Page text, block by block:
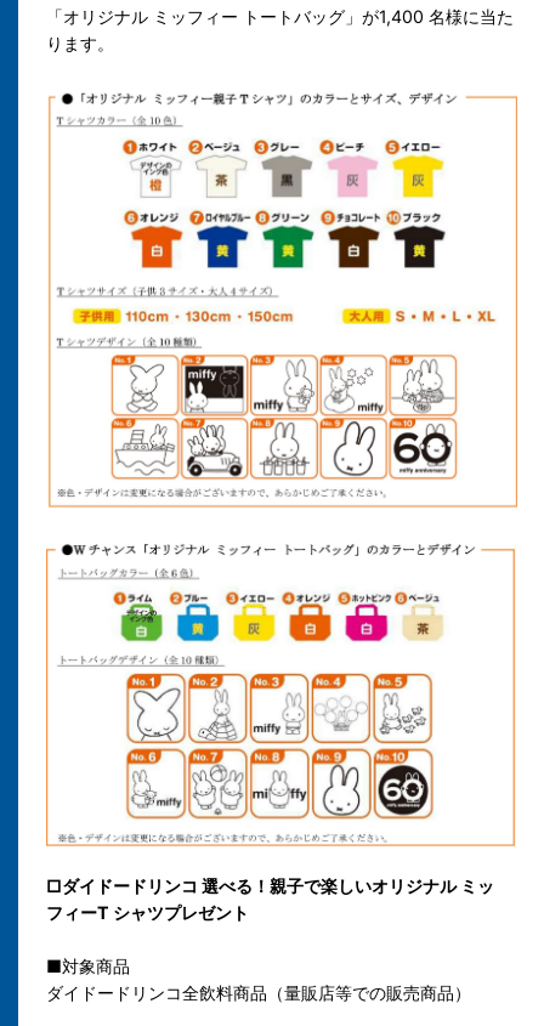
「オリジナル ミッフィー トートバッグ」が1,400 名様に当た
ります。
□ダイドードリンコ 選べる！ 親子で楽しいオリジナル ミッ
フィーT シャツプレゼント
■対象商品
ダイドードリンコ全飲料商品（量販店等での販売商品）